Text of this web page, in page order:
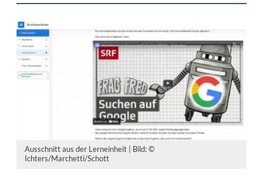
Ausschnitt aus der Lerneinheit | Bild: ©
Ichters/Marchetti/Schott